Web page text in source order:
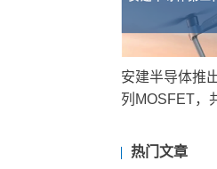
安建半导体推
列MOSFET，
热门文章